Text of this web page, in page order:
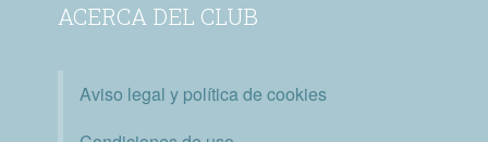
ACERCA DEL CLUB
Aviso legal y política de cookies